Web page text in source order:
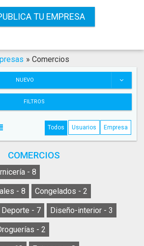
TU EMPRESA
» Comercios
NUEVO
FILTROS
Todos Usuarios Empresa
COMERCIOS
- 8
- 8 Congelados - 2
Deporte - 7 Diseño-interior - 3
- 2